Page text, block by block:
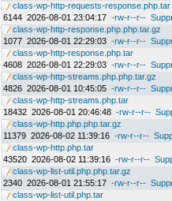
class-wp-http-requests-response.php.tar
6144 2026-08-01 23:04:17 -rw-r--r--
class-wp-http-response.php.php.tar.gz
1077 2026-08-01 22:29:03 -rw-r--r--
class-wp-http-response.php.tar
4608 2026-08-01 22:29:03 -rw-r--r--
class-wp-http-streams.php.php.tar.gz
4826 2026-08-01 10:45:05 -rw-r--r--
class-wp-http-streams.php.tar
18432 2026-08-01 20:46:48 -rw-r--r--
class-wp-http.php.php.tar.gz
11379 2026-08-02 11:39:16 -rw-r--r--
class-wp-http.php.tar
43520 2026-08-02 11:39:16 -rw-r--r--
class-wp-list-util.php.php.tar.gz
2340 2026-08-01 21:55:17 -rw-r--r--
class-wp-list-util.php.tar